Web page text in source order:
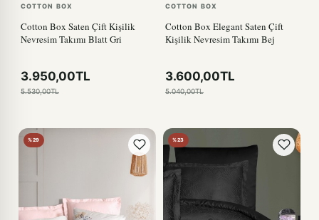
COTTON BOX
Cotton Box Saten Çift Kişilik
Nevresim Takımı Blatt Gri
3.950,00TL
5.530,00TL
COTTON BOX
Cotton Box Elegant Saten Çift
Kişilik Nevresim Takımı Bej
3.600,00TL
5.040,00TL
%29 %23